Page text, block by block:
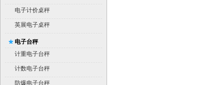
电子计价桌秤
英展电子桌秤
电子台秤
计重电子台秤
计数电子台秤
防爆电子台秤